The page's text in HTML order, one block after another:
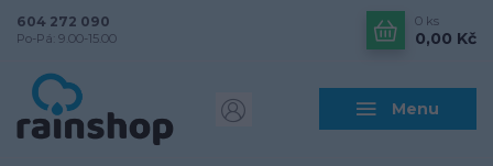
Menu
604 272 090
Po-Pá: 9.00-15.00
0 ks
0,00 Kč